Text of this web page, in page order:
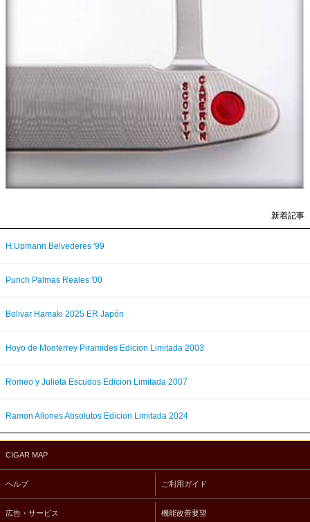
新着記事
H.Upmann Belvederes '99
Punch Palmas Reales '00
Bolivar Hamaki 2025 ER Japón
Hoyo de Monterrey Piramides Edicion Limitada 2003
Romeo y Julieta Escudos Edicion Limitada 2007
Ramon Allones Absolutos Edicion Limitada 2024
CIGAR MAP
ヘルプ ご利用ガイド
広告・サービス 機能改善要望